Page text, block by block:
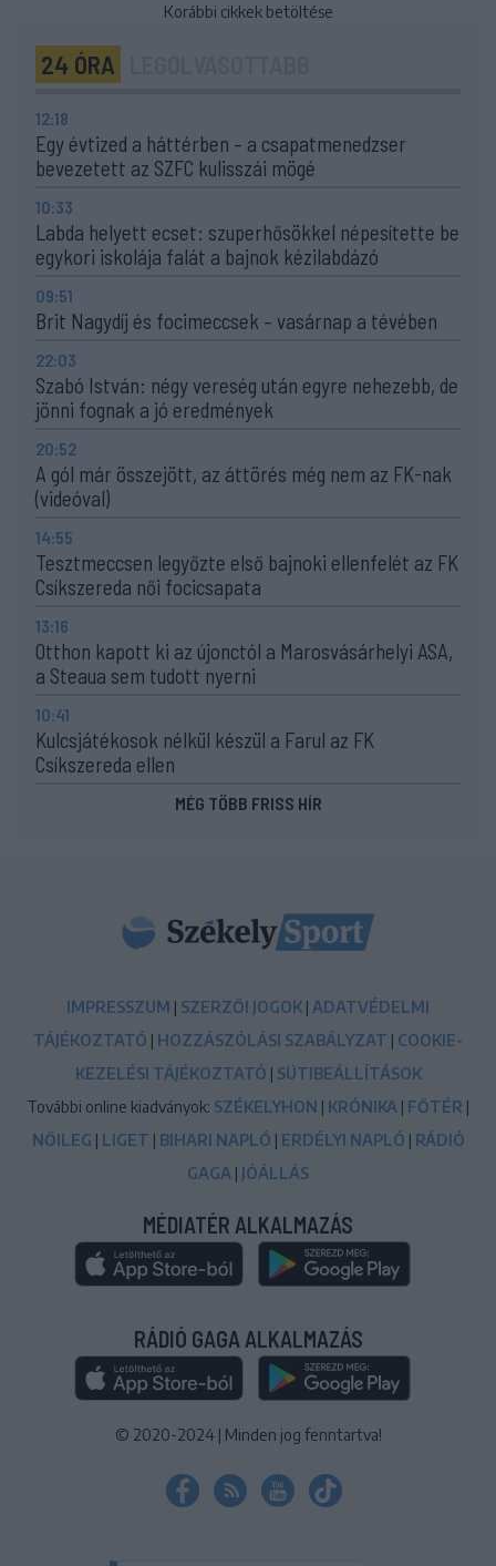
Korábbi cikkek betöltése
24 ÓRA
12:18
Egy évtized a háttérben – a csapatmenedzser
bevezetett az SZFC kulisszái mögé
10:33
Labda helyett ecset: szuperhősökkel népesítette be
egykori iskolája falát a bajnok kézilabdázó
09:51
Brit Nagydíj és focimeccsek – vasárnap a tévében
22:03
Szabó István: négy vereség után egyre nehezebb, de
jönni fognak a jó eredmények
20:52
A gól már összejött, az áttörés még nem az FK-nak
(videóval)
14:55
Tesztmeccsen legyőzte első bajnoki ellenfelét az FK
Csíkszereda női focicsapata
13:16
Otthon kapott ki az újonctól a Marosvásárhelyi ASA,
a Steaua sem tudott nyerni
10:41
Kulcsjátékosok nélkül készül a Farul az FK
Csíkszereda ellen
MÉG TÖBB FRISS HÍR
IMPRESSZUM | SZERZŐI JOGOK | ADATVÉDELMI
TÁJÉKOZTATÓ | HOZZÁSZÓLÁSI SZABÁLYZAT | COOKIE-
KEZELÉSI TÁJÉKOZTATÓ | SÜTIBEÁLLÍTÁSOK
További online kiadványok: SZÉKELYHON | KRÓNIKA | FŐTÉR |
NŐILEG | LIGET | BIHARI NAPLÓ | ERDÉLYI NAPLÓ | RÁDIÓ
GAGA | JÓÁLLÁS
MÉDIATÉR ALKALMAZÁS
RÁDIÓ GAGA ALKALMAZÁS
© 2020-2024 | Minden jog fenntartva!